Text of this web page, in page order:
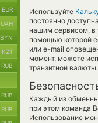
Используйте
постоянно
нашим сервисом, в
помощью которой
или e-mail
момент, можете
транзитной валюты.
Каждый из
при этом команда
Использование
EUR
UAH
BYN
KZT
RUB
RUB
RUB